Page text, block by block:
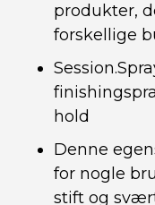
produkter,
forskellige
hold
Denne
for nogle
stift og